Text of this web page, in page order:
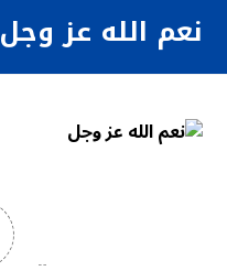
نعم الله عز وجل